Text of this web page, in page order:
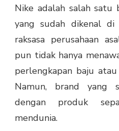
Nike adalah salah
yang sudah dikenal di
raksasa perusahaan
pun tidak hanya
perlengkapan baju
Namun, brand yang
dengan produk
mendunia.